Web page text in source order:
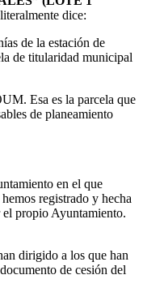
dice:
de la estación de
de titularidad municipal
Esa es la parcela que
de planeamiento
en el que
registrado y hecha
el propio Ayuntamiento.
dirigido a los que han
de cesión del